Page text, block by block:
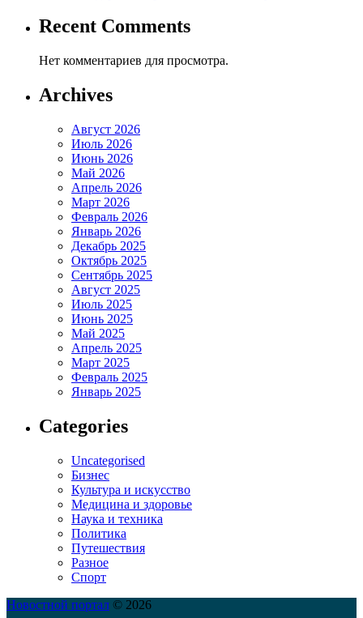
Recent Comments
Нет комментариев для просмотра.
Archives
Август 2026
Июль 2026
Июнь 2026
Май 2026
Апрель 2026
Март 2026
Февраль 2026
Январь 2026
Декабрь 2025
Октябрь 2025
Сентябрь 2025
Август 2025
Июль 2025
Июнь 2025
Май 2025
Апрель 2025
Март 2025
Февраль 2025
Январь 2025
Categories
Uncategorised
Бизнес
Культура и искусство
Медицина и здоровье
Наука и техника
Политика
Путешествия
Разное
Спорт
Новостной портал © 2026